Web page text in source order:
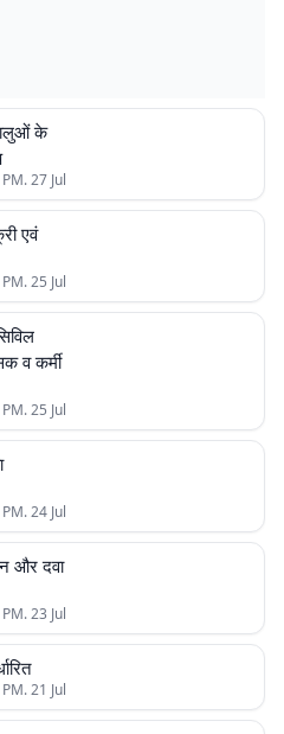
के
27 Jul
एवं
25 Jul
व कर्मी
25 Jul
24 Jul
और दवा
23 Jul
21 Jul